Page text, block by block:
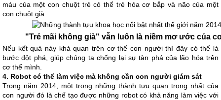
máu của một con chuột trẻ có thể trẻ hóa cơ bắp và não của một
con chuột già.
"Trẻ mãi không già" vẫn luôn là niềm mơ ước của
Nếu kết quả này khả quan trên cơ thể con người thì đây có thể là
bước đột phá, giúp chúng ta chống lại sự tàn phá của lão hóa trên
cơ thể mình.
4. Robot có thể làm việc mà không cần con người giám sát
Trong năm 2014, một trong những thành tựu quan trọng nhất của
con người đó là chế tạo được những robot có khả năng làm việc với